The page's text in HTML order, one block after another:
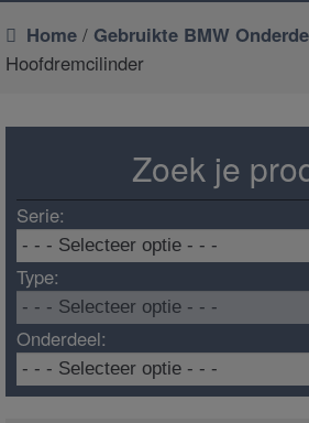
Home / Gebruikte BMW
Hoofdremcilinder
Zoek je
Serie:
Type:
Onderdeel: